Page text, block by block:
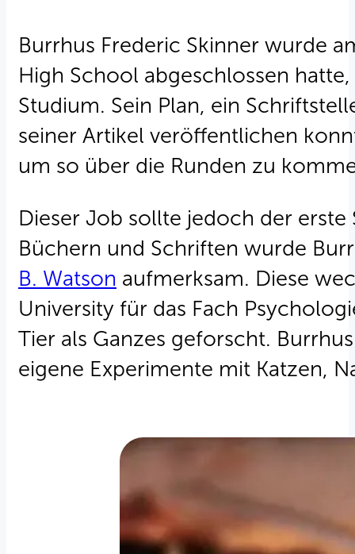
Burrhus Frederic Skinner wurde
High School abgeschlossen
Studium. Sein Plan, ein
seiner Artikel veröffentlichen
um so über die Runden zu
Dieser Job sollte jedoch der
Büchern und Schriften wurde
B. Watson aufmerksam. Diese
University für das Fach
Tier als Ganzes geforscht.
eigene Experimente mit Katzen,